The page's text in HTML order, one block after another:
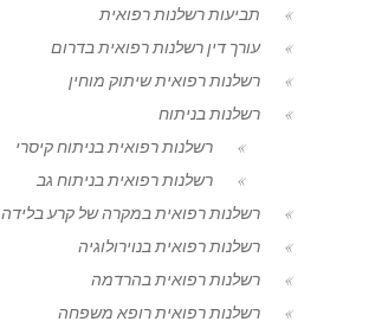
תביעות רשלנות רפואית
עורך דין רשלנות רפואית בדרום
רשלנות רפואית שיתוק מוחין
רשלנות בניתוח
רשלנות רפואית בניתוח קיסרי
רשלנות רפואית בניתוח גב
רשלנות רפואית במקרה של קרע בלידה
רשלנות רפואית בנוירולוגיה
רשלנות רפואית בהרדמה
רשלנות רפואית רופא משפחה